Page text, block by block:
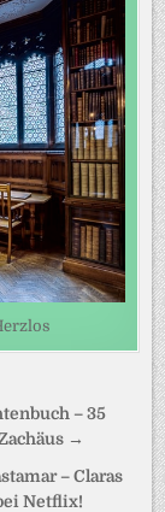
– 35
→
– Claras
Netflix!